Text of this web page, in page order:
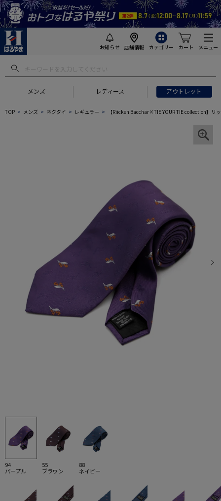
お知らせ 店舗情報 カテゴリー カート メニュー
メンズ レディース アウトレット
TOP メンズ ネクタイ レギュラー 【Riicken Bacchar×TIE YOUR TIE collection】
94
パープル
55
ブラウン
88
ネイビー